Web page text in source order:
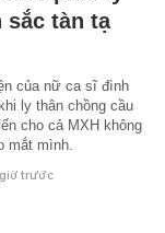
sắc tàn tạ
của nữ ca sĩ đình
ly thân chồng cầu
cho cả MXH không
mắt mình.
trước